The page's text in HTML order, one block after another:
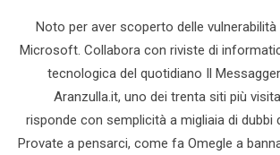
Noto per aver scoperto delle vulnerabilità
Microsoft. Collabora con riviste di
tecnologica del quotidiano Il
Aranzulla.it, uno dei trenta siti più
risponde con semplicità a migliaia di
Provate a pensarci, come fa Omegle a